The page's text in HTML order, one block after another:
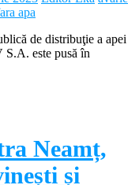
apa
de distribuţie a apei
S.A. este pusă în
Neamț,
și